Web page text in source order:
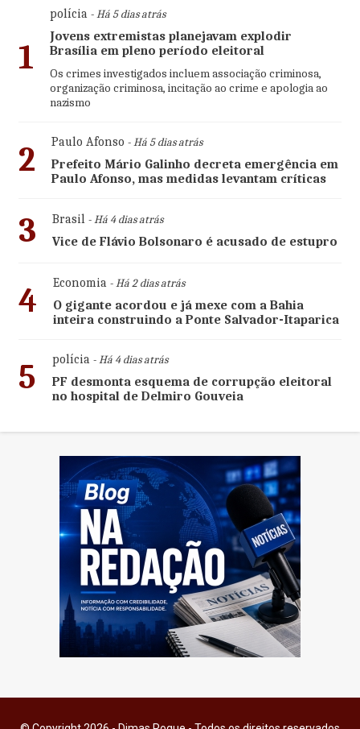
1
polícia- Há 5 dias atrás
Jovens extremistas planejavam explodir
Brasília em pleno período eleitoral
Os crimes investigados incluem associação criminosa,
organização criminosa, incitação ao crime e apologia ao
nazismo
2 Paulo Afonso - Há 5 dias atrás
Prefeito Mário Galinho decreta emergência em
Paulo Afonso, mas medidas levantam críticas
3 Brasil- Há 4 dias atrás
Vice de Flávio Bolsonaro é acusado de estupro
4 Economia- Há 2 dias atrás
O gigante acordou e já mexe com a Bahia
inteira construindo a Ponte Salvador-Itaparica
5 polícia- Há 4 dias atrás
PF desmonta esquema de corrupção eleitoral
no hospital de Delmiro Gouveia